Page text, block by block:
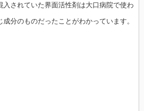
入されていた界面活性剤は大口病院で使わ
分のものだったことがわかっています。